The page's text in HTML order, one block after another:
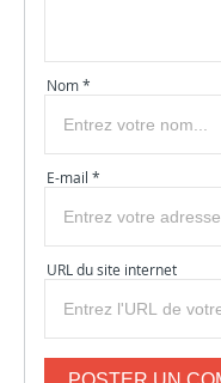
Nom *
E-mail *
URL du site internet